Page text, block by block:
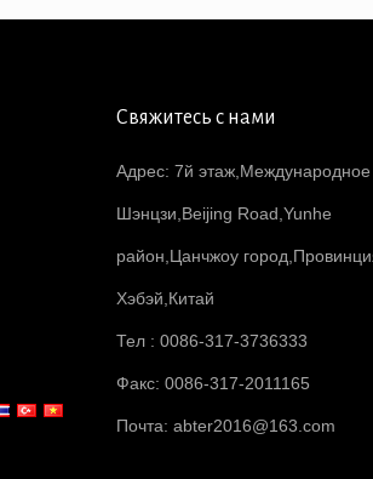
Свяжитесь с нами
Адрес: 7й этаж,Международное
Шэнцзи,Beijing Road,Yunhe
район,Цанчжоу
Хэбэй,Китай
Тел : 0086-317-3736333
Факс: 0086-317-2011165
Почта: abter2016@163.com